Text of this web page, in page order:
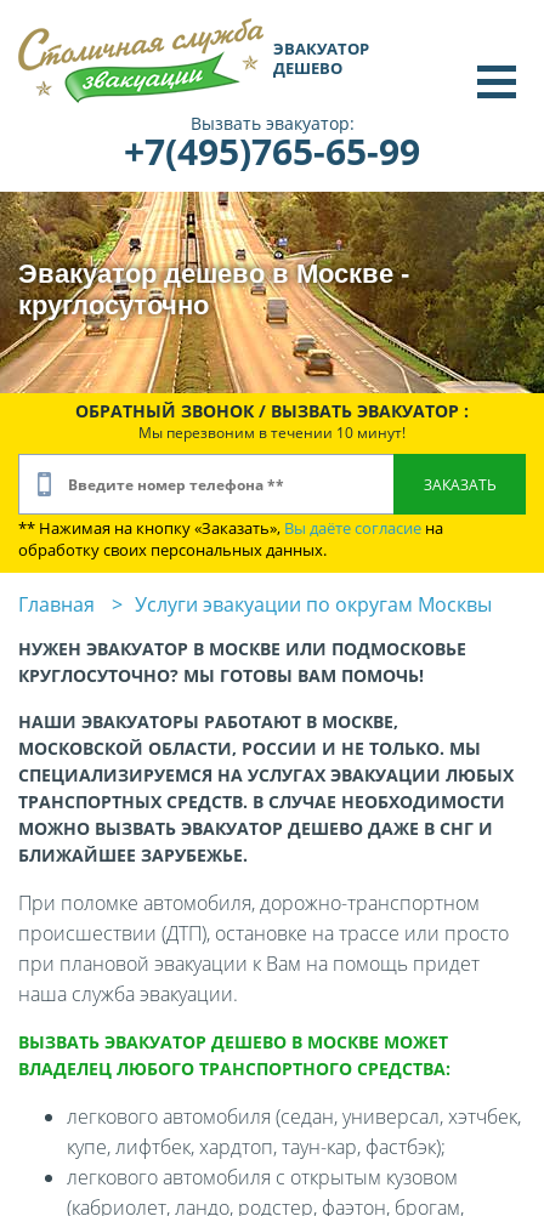
ЭВАКУАТОР
ДЕШЕВО
Вызвать эвакуатор:
+7(495)765-65-99
Эвакуатор дешево в Москве -
круглосуточно
ОБРАТНЫЙ ЗВОНОК / ВЫЗВАТЬ ЭВАКУАТОР :
Мы перезвоним в течении 10 минут!
** Нажимая на кнопку «Заказать», Вы даёте согласие на
обработку своих персональных данных.
Главная Услуги эвакуации по округам Москвы
НУЖЕН ЭВАКУАТОР В МОСКВЕ ИЛИ ПОДМОСКОВЬЕ
КРУГЛОСУТОЧНО? МЫ ГОТОВЫ ВАМ ПОМОЧЬ!
НАШИ ЭВАКУАТОРЫ РАБОТАЮТ В МОСКВЕ,
МОСКОВСКОЙ ОБЛАСТИ, РОССИИ И НЕ ТОЛЬКО. МЫ
СПЕЦИАЛИЗИРУЕМСЯ НА УСЛУГАХ ЭВАКУАЦИИ ЛЮБЫХ
ТРАНСПОРТНЫХ СРЕДСТВ. В СЛУЧАЕ НЕОБХОДИМОСТИ
МОЖНО ВЫЗВАТЬ ЭВАКУАТОР ДЕШЕВО ДАЖЕ В СНГ И
БЛИЖАЙШЕЕ ЗАРУБЕЖЬЕ.
При поломке автомобиля, дорожно-транспортном
происшествии (ДТП), остановке на трассе или просто
при плановой эвакуации к Вам на помощь придет
наша служба эвакуации.
ВЫЗВАТЬ ЭВАКУАТОР ДЕШЕВО В МОСКВЕ МОЖЕТ
ВЛАДЕЛЕЦ ЛЮБОГО ТРАНСПОРТНОГО СРЕДСТВА:
легкового автомобиля (седан, универсал, хэтчбек,
купе, лифтбек, хардтоп, таун-кар, фастбэк);
легкового автомобиля с открытым кузовом
(кабриолет, ландо, родстер, фаэтон, брогам,